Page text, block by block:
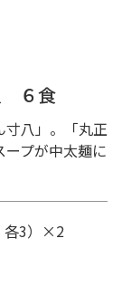
６食
八」。「丸正
プが中太麺に
各3）×2